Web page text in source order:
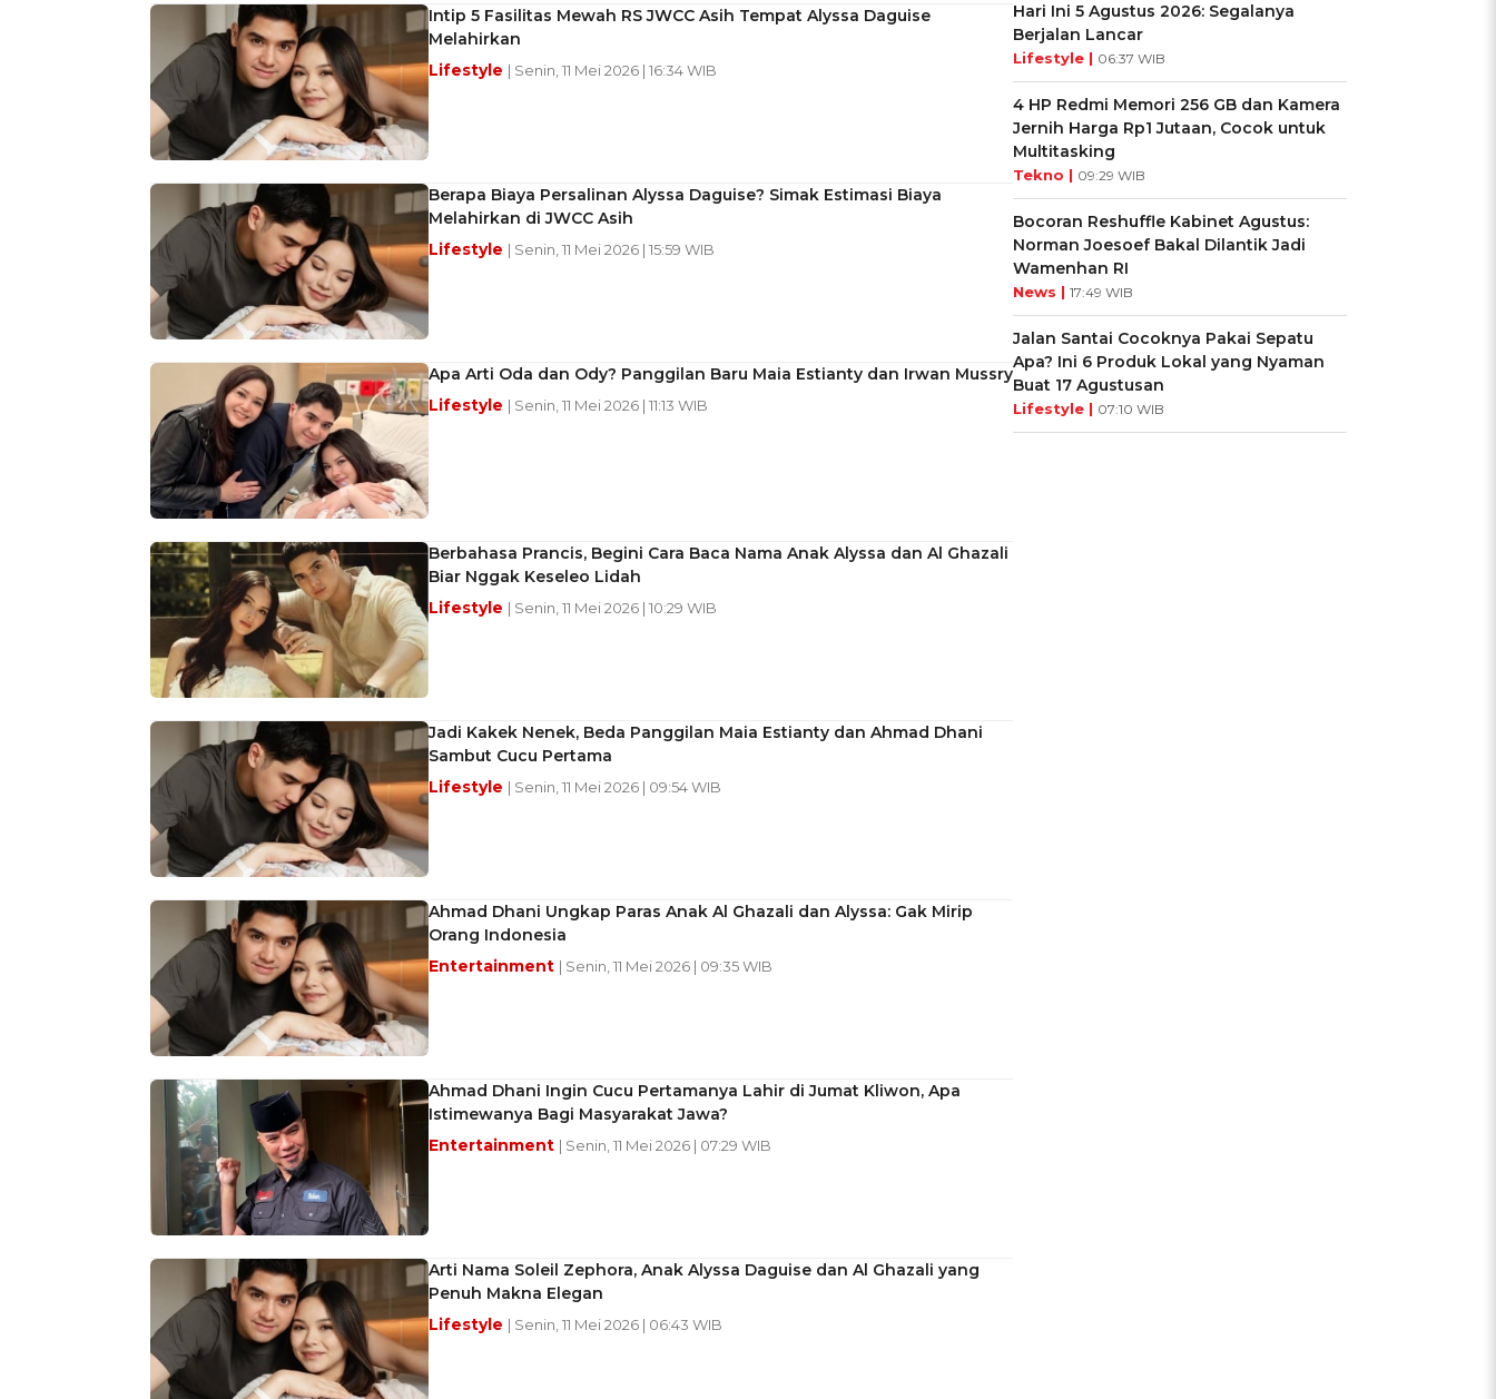
Intip 5 Fasilitas Mewah RS JWCC Asih Tempat Alyssa Daguise
Melahirkan
Lifestyle | Senin, 11 Mei 2026 | 16:34 WIB
Berapa Biaya Persalinan Alyssa Daguise? Simak Estimasi Biaya
Melahirkan di JWCC Asih
Lifestyle | Senin, 11 Mei 2026 | 15:59 WIB
Apa Arti Oda dan Ody? Panggilan Baru Maia Estianty dan Irwan Mussry
Lifestyle | Senin, 11 Mei 2026 | 11:13 WIB
Berbahasa Prancis, Begini Cara Baca Nama Anak Alyssa dan Al Ghazali
Biar Nggak Keseleo Lidah
Lifestyle | Senin, 11 Mei 2026 | 10:29 WIB
Jadi Kakek Nenek, Beda Panggilan Maia Estianty dan Ahmad Dhani
Sambut Cucu Pertama
Lifestyle | Senin, 11 Mei 2026 | 09:54 WIB
Ahmad Dhani Ungkap Paras Anak Al Ghazali dan Alyssa: Gak Mirip
Orang Indonesia
Entertainment | Senin, 11 Mei 2026 | 09:35 WIB
Ahmad Dhani Ingin Cucu Pertamanya Lahir di Jumat Kliwon, Apa
Istimewanya Bagi Masyarakat Jawa?
Entertainment | Senin, 11 Mei 2026 | 07:29 WIB
Arti Nama Soleil Zephora, Anak Alyssa Daguise dan Al Ghazali yang
Penuh Makna Elegan
Lifestyle | Senin, 11 Mei 2026 | 06:43 WIB
Hari Ini 5 Agustus 2026: Segalanya
Berjalan Lancar
Lifestyle | 06:37 WIB
4 HP Redmi Memori 256 GB dan Kamera
Jernih Harga Rp1 Jutaan, Cocok untuk
Multitasking
Tekno | 09:29 WIB
Bocoran Reshuffle Kabinet Agustus:
Norman Joesoef Bakal Dilantik Jadi
Wamenhan RI
News | 17:49 WIB
Jalan Santai Cocoknya Pakai Sepatu
Apa? Ini 6 Produk Lokal yang Nyaman
Buat 17 Agustusan
Lifestyle | 07:10 WIB